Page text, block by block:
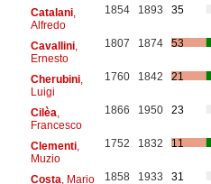
Catalani,
Alfredo
1854 1893 35
Cavallini,
Ernesto
1807 1874 53
Cherubini,
Luigi
1760 1842 21
Cilèa
Francesco
1866 1950 23
Clementi,
Muzio
1752 1832 11
Costa , Mario
1858 1933 31